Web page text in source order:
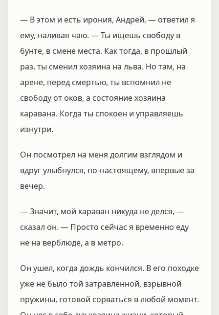
— В этом и есть ирония, Андрей, — ответил я
ему, наливая чаю. — Ты ищешь свободу в
бунте, в смене места. Как тогда, в прошлый
раз, ты сменил хозяина на льва. Но там, на
арене, перед смертью, ты вспомнил не
свободу от оков, а состояние хозяина
каравана. Когда ты спокоен и управляешь
изнутри.
Он посмотрел на меня долгим взглядом и
вдруг улыбнулся, по-настоящему, впервые за
вечер.
— Значит, мой караван никуда не делся, —
сказал он. — Просто сейчас я временно еду
не на верблюде, а в метро.
Он ушел, когда дождь кончился. В его походке
уже не было той затравленной, взрывной
пружины, готовой сорваться в любой момент.